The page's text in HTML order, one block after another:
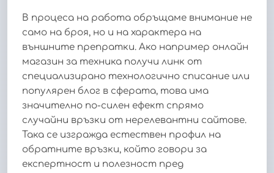
В процеса на работа обръщаме внимание не
само на броя, но и на характера на
външните препратки. Ако например онлайн
магазин за техника получи линк от
специализирано технологично списание или
популярен блог в сферата, това има
значително по-силен ефект спрямо
случайни връзки от нерелевантни сайтове.
Така се изгражда естествен профил на
обратните връзки, който говори за
експертност и полезност пред